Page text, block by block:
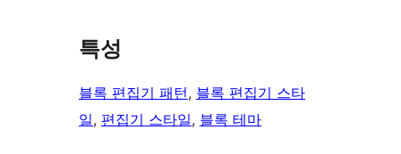
특성
블록 편집기 패턴, 블록 편집기 스타
일, 편집기 스타일, 블록 테마